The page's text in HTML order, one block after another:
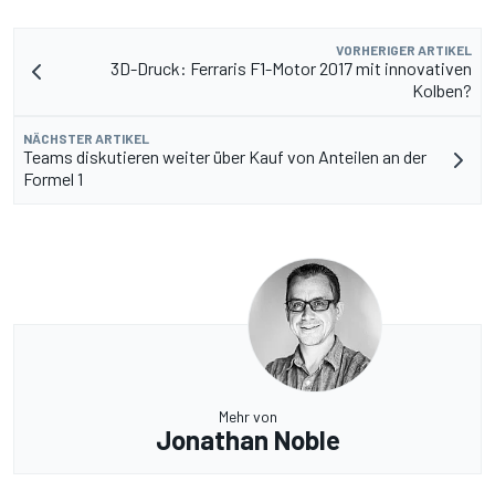
VORHERIGER ARTIKEL
3D-Druck: Ferraris F1-Motor 2017 mit innovativen
Kolben?
NÄCHSTER ARTIKEL
Teams diskutieren weiter über Kauf von Anteilen an der
Formel 1
Mehr von
Jonathan Noble